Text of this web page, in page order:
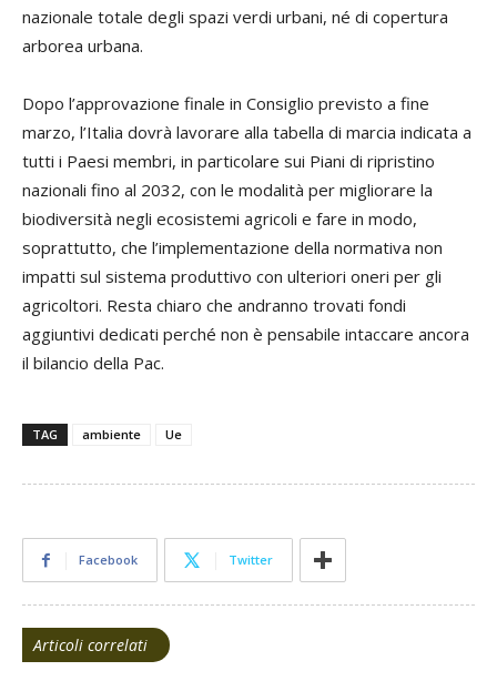
nazionale totale degli spazi verdi urbani, né di copertura
arborea urbana.
Dopo l’approvazione finale in Consiglio previsto a fine
marzo, l’Italia dovrà lavorare alla tabella di marcia indicata a
tutti i Paesi membri, in particolare sui Piani di ripristino
nazionali fino al 2032, con le modalità per migliorare la
biodiversità negli ecosistemi agricoli e fare in modo,
soprattutto, che l’implementazione della normativa non
impatti sul sistema produttivo con ulteriori oneri per gli
agricoltori. Resta chiaro che andranno trovati fondi
aggiuntivi dedicati perché non è pensabile intaccare ancora
il bilancio della Pac.
TAG ambiente Ue
Facebook Twitter
Articoli correlati